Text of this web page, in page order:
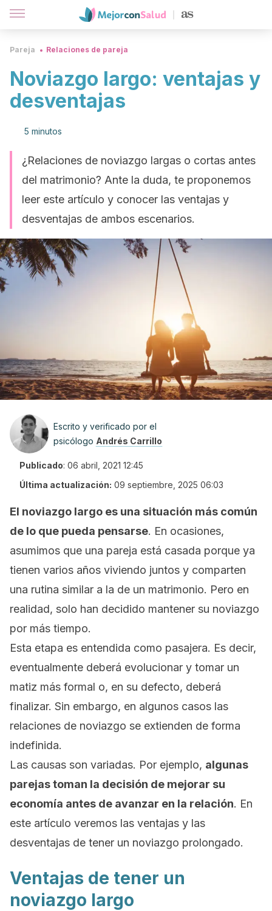
Pareja Relaciones de pareja
Noviazgo largo: ventajas y
desventajas
5 minutos
¿Relaciones de noviazgo largas o cortas antes
del matrimonio? Ante la duda, te proponemos
leer este artículo y conocer las ventajas y
desventajas de ambos escenarios.
Escrito y verificado por el
psicólogo Andrés Carrillo
Publicado: 06 abril, 2021 12:45
Última actualización: 09 septiembre, 2025 06:03
El noviazgo largo es una situación más común
de lo que pueda pensarse. En ocasiones,
asumimos que una pareja está casada porque ya
tienen varios años viviendo juntos y comparten
una rutina similar a la de un matrimonio. Pero en
realidad, solo han decidido mantener su noviazgo
por más tiempo.
Esta etapa es entendida como pasajera. Es decir,
eventualmente deberá evolucionar y tomar un
matiz más formal o, en su defecto, deberá
finalizar. Sin embargo, en algunos casos las
relaciones de noviazgo se extienden de forma
indefinida.
Las causas son variadas. Por ejemplo, algunas
parejas toman la decisión de mejorar su
economía antes de avanzar en la relación. En
este artículo veremos las ventajas y las
desventajas de tener un noviazgo prolongado.
Ventajas de tener un
noviazgo largo